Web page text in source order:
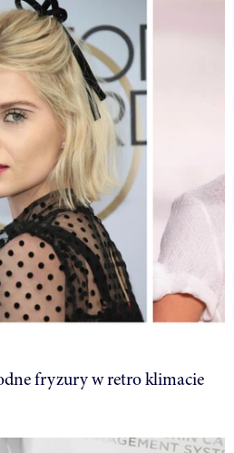
fryzury w retro klimacie